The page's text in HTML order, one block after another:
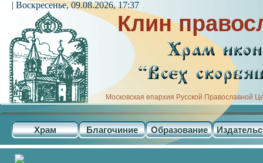
Клин
Московская епархия Русской Православной
Храм Благочиние Образование
| Воскресенье, 09.08.2026, 17:37